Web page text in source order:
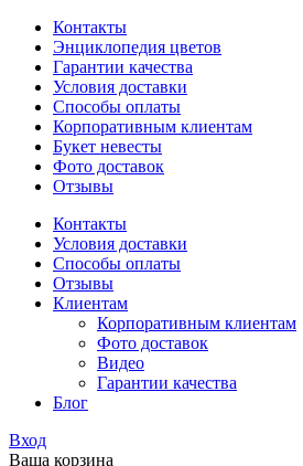
Контакты
Энциклопедия цветов
Гарантии качества
Условия доставки
Способы оплаты
Корпоративным клиентам
Букет невесты
Фото доставок
Отзывы
Контакты
Условия доставки
Способы оплаты
Отзывы
Клиентам
Корпоративным клиентам
Фото доставок
Видео
Гарантии качества
Блог
Вход
Ваша корзина